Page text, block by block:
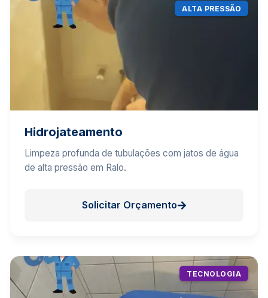
ALTA PRESSÃO
Hidrojateamento
Limpeza profunda de tubulações com jatos de água
de alta pressão em Ralo.
Solicitar Orçamento
TECNOLOGIA